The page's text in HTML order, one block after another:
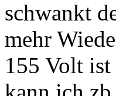
schwankt
mehr
155 Volt